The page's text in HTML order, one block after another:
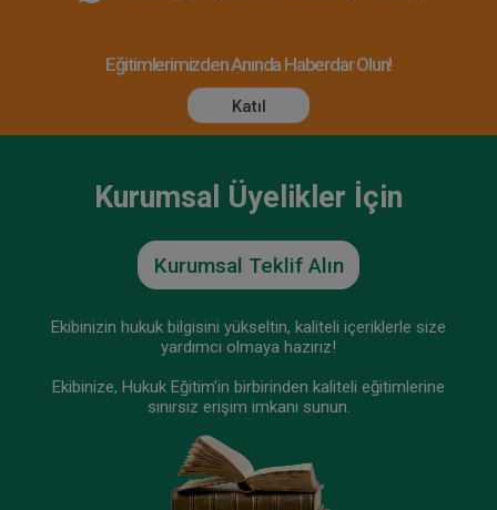
Eğitimlerimizden Anında Haberdar Olun!
Katıl
Kurumsal Üyelikler İçin
Kurumsal Teklif Alın
Ekibinizin hukuk bilgisini yükseltin, kaliteli içeriklerle size
yardımcı olmaya hazırız!
Ekibinize, Hukuk Eğitim’in birbirinden kaliteli eğitimlerine
sınırsız erişim imkanı sunun.